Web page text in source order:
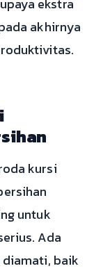
ekstra
akhirnya
kursi
untuk
Ada
baik